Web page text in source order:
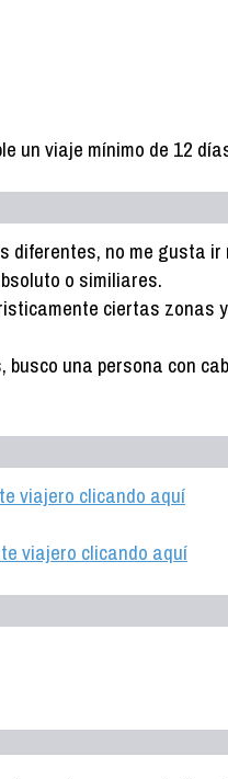
un viaje mínimo de 12
no me gusta ir
o similiares.
ciertas zonas
busco una persona con
viajero clicando aquí
viajero clicando aquí